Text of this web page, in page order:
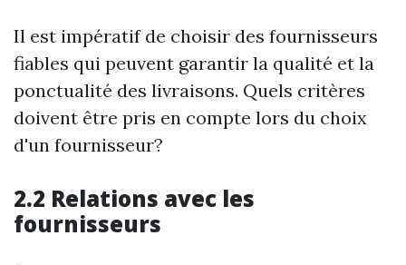
Il est impératif de choisir des fournisseurs
fiables qui peuvent garantir la qualité et la
ponctualité des livraisons. Quels critères
doivent être pris en compte lors du choix
d'un fournisseur?
2.2 Relations avec les
fournisseurs